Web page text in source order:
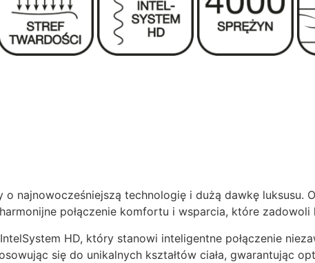
najnowocześniejszą technologię i dużą dawkę luksusu.
połączenie komfortu i wsparcia, które
HD, który stanowi inteligentne połączenie
się do unikalnych kształtów ciała, gwarantując